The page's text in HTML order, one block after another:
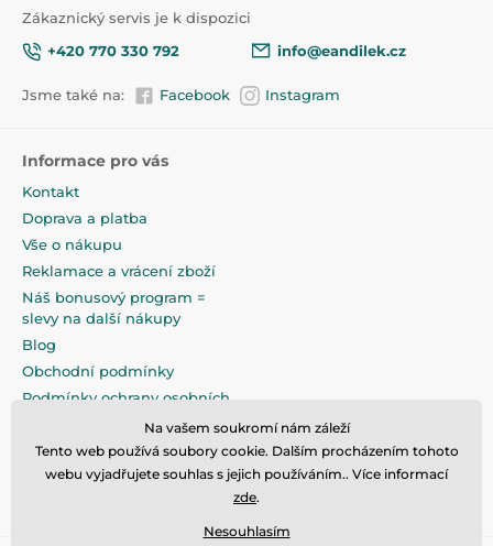
Zákaznický servis je k dispozici
+420 770 330 792
info@eandilek.cz
Jsme také na: Facebook Instagram
Informace pro vás
Kontakt
Doprava a platba
Vše o nákupu
Reklamace a vrácení zboží
Náš bonusový program =
slevy na další nákupy
Blog
Obchodní podmínky
Podmínky ochrany osobních
Na pečlivé zabalení klademe
maximální důraz
Na vašem soukromí nám záleží
Tento web používá soubory cookie. Dalším procházením tohoto
webu vyjadřujete souhlas s jejich používáním.. Více informací
zde.
Nesouhlasím